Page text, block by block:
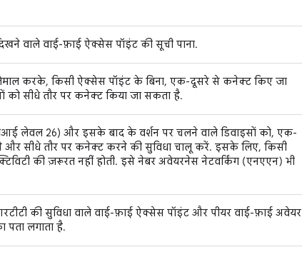
वाले वाई-फ़ाई ऐक्सेस पॉइंट की सूची पाना.
करके, किसी ऐक्सेस पॉइंट के बिना, एक-दूसरे से कनेक्ट किए जा
को सीधे तौर पर कनेक्ट किया जा सकता है.
लेवल 26) और इसके बाद के वर्शन पर चलने वाले डिवाइसों को, एक-
और सीधे तौर पर कनेक्ट करने की सुविधा चालू करें. इसके लिए, किसी
की ज़रूरत नहीं होती. इसे नेबर अवेयरनेस नेटवर्किंग (एनएएन) भी
की सुविधा वाले वाई-फ़ाई ऐक्सेस पॉइंट और पीयर वाई-फ़ाई अवेयर
पता लगाता है.